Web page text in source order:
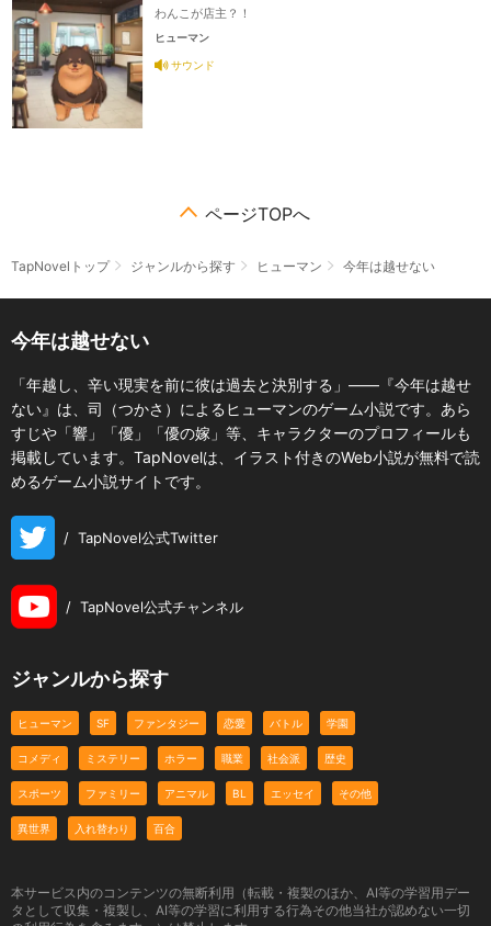
わんこが店主？！
ヒューマン
サウンド
ページTOPへ
TapNovelトップ ジャンルから探す ヒューマン 今年は越せない
今年は越せない
「年越し、辛い現実を前に彼は過去と決別する」――『今年は越せ
ない』は、司（つかさ）によるヒューマンのゲーム小説です。あら
すじや「響」「優」「優の嫁」等、キャラクターのプロフィールも
掲載しています。TapNovelは、イラスト付きのWeb小説が無料で読
めるゲーム小説サイトです。
/ TapNovel公式Twitter
/ TapNovel公式チャンネル
ジャンルから探す
ヒューマン SF ファンタジー 恋愛 バトル 学園
コメディ ミステリー ホラー 職業 社会派 歴史
スポーツ ファミリー アニマル BL エッセイ その他
異世界 入れ替わり 百合
本サービス内のコンテンツの無断利用（転載・複製のほか、AI等の学習用デー
タとして収集・複製し、AI等の学習に利用する行為その他当社が認めない一切